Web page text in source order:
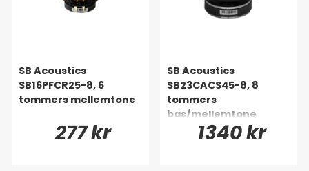
SB Acoustics
SB16PFCR25-8, 6
tommers mellemtone
277 kr
SB Acoustics
SB23CACS45-8, 8
tommers
bas/mellemtone
1340 kr